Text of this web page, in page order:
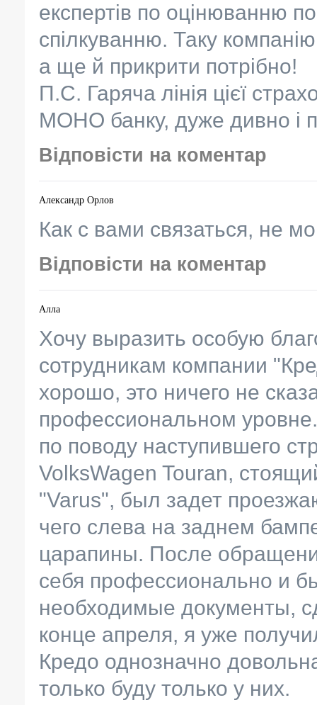
експертів по оцінюванню
спілкуванню. Таку
а ще й прикрити потрібно!
П.С. Гаряча лінія цієї
МОНО банку, дуже дивно і
Відповісти на коментар
Александр Орлов
Как с вами связаться, не
Відповісти на коментар
Алла
Хочу выразить особую
сотрудникам компании
хорошо, это ничего не
профессиональном
по поводу наступившего
VolksWagen Touran,
"Varus", был задет
чего слева на заднем
царапины. После
себя профессионально и
необходимые документы,
конце апреля, я уже
Кредо однозначно
только буду только у них.